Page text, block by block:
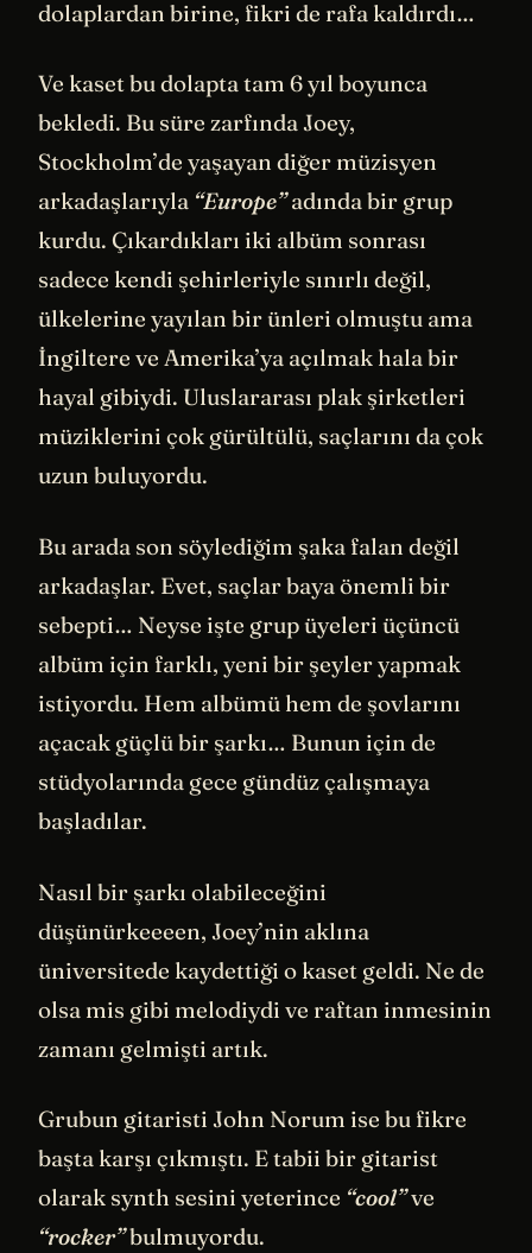
dolaplardan birine, fikri de rafa kaldırdı…
Ve kaset bu dolapta tam 6 yıl boyunca
bekledi. Bu süre zarfında Joey,
Stockholm’de yaşayan diğer müzisyen
arkadaşlarıyla “Europe”adında bir grup
kurdu. Çıkardıkları iki albüm sonrası
sadece kendi şehirleriyle sınırlı değil,
ülkelerine yayılan bir ünleri olmuştu ama
İngiltere ve Amerika’ya açılmak hala bir
hayal gibiydi. Uluslararası plak şirketleri
müziklerini çok gürültülü, saçlarını da çok
uzun buluyordu.
Bu arada son söylediğim şaka falan değil
arkadaşlar. Evet, saçlar baya önemli bir
sebepti… Neyse işte grup üyeleri üçüncü
albüm için farklı, yeni bir şeyler yapmak
istiyordu. Hem albümü hem de şovlarını
açacak güçlü bir şarkı… Bunun için de
stüdyolarında gece gündüz çalışmaya
başladılar.
Nasıl bir şarkı olabileceğini
düşünürkeeeen, Joey’nin aklına
üniversitede kaydettiği o kaset geldi. Ne de
olsa mis gibi melodiydi ve raftan inmesinin
zamanı gelmişti artık.
Grubun gitaristi John Norum ise bu fikre
başta karşı çıkmıştı. E tabii bir gitarist
olarak synth sesini yeterince “cool”ve
“rocker”bulmuyordu.